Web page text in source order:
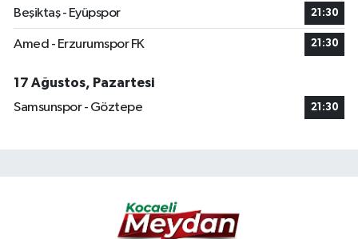
Beşiktaş - Eyüpspor 21:30
Amed - Erzurumspor FK 21:30
17 Ağustos, Pazartesi
Samsunspor - Göztepe
21:30